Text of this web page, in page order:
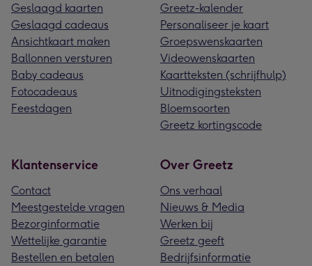
Geslaagd kaarten
Geslaagd cadeaus
Ansichtkaart maken
Ballonnen versturen
Baby cadeaus
Fotocadeaus
Feestdagen
Greetz-kalender
Personaliseer je kaart
Groepswenskaarten
Videowenskaarten
Kaartteksten (schrijfhulp)
Uitnodigingsteksten
Bloemsoorten
Greetz kortingscode
Klantenservice
Contact
Meestgestelde vragen
Bezorginformatie
Wettelijke garantie
Bestellen en betalen
Over Greetz
Ons verhaal
Nieuws & Media
Werken bij
Greetz geeft
Bedrijfsinformatie